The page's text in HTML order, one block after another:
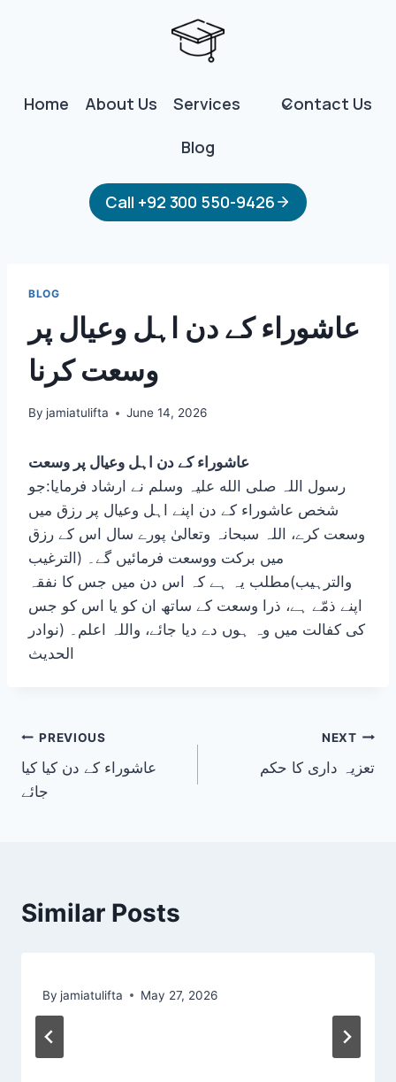
Home About Us Services Contact Us
Blog
Call +92 300 550-9426
BLOG
عاشوراء کے دن اہل وعیال پر
وسعت کرنا
By jamiatulifta June 14, 2026
عاشوراء کے دن اہل وعیال پر وسعت
رسول اللہ صلی الله علیہ وسلم نے ارشاد فرمایا:جو
شخص عاشوراء کے دن اپنے اہل وعیال پر رزق میں
وسعت کرے، اللہ سبحانہ وتعالیٰ پورے سال اس کے رزق
میں برکت ووسعت فرمائیں گے۔ (الترغیب
والترہیب)مطلب یہ ہے کہ اس دن میں جس کا نفقہ
اپنے ذمّے ہے، ذرا وسعت کے ساتھ ان کو یا اس کو جس
کی کفالت میں وہ ہوں دے دیا جائے، واللہ اعلم۔ (نوادر
الحدیث
Post
navigation
PREVIOUS
عاشوراء کے دن کیا کیا
جائے
NEXT
تعزیہ داری کا حکم
Similar Posts
By jamiatulifta May 27, 2026